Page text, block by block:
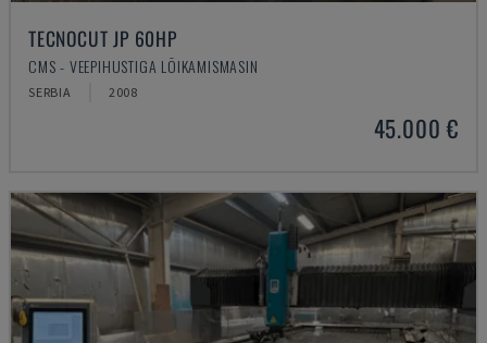
TECNOCUT JP 60HP
CMS - VEEPIHUSTIGA LÕIKAMISMASIN
SERBIA 2008
45.000 €